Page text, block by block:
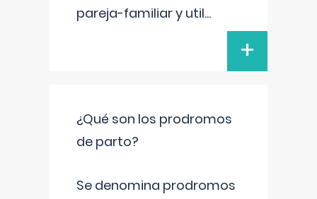
pareja-familiar y util...
+
¿Qué son los prodromos
de parto?
Se denomina prodromos